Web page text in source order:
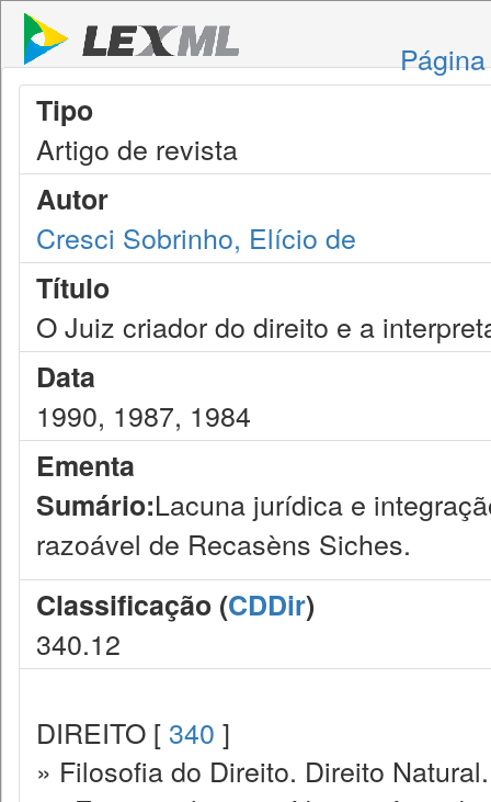
Tipo
Artigo de revista
Autor
Cresci Sobrinho, Elício de
Título
O Juiz criador do direito e a
Data
1990, 1987, 1984
Ementa
Sumário:Lacuna jurídica e
razoável de Recasèns Siches.
Classificação (CDDir)
340.12
DIREITO [ 340 ]
» Filosofia do Direito. Direito